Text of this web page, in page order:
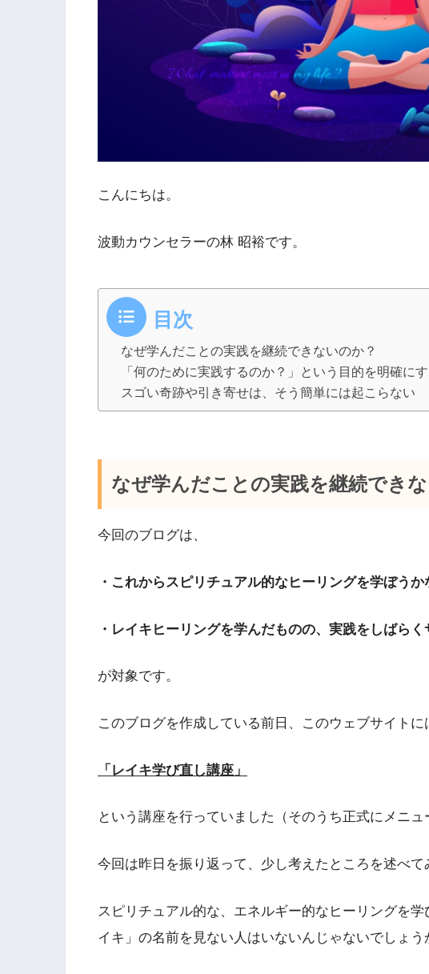
こんにちは。
波動カウンセラーの林 昭裕です。
目次
なぜ学んだことの実践を継続できないのか？
「何のために実践するのか？」という目的を明確に
スゴい奇跡や引き寄せは、そう簡単には起こらない
なぜ学んだことの実践を継続でき
今回のブログは、
・これからスピリチュアル的なヒーリングを学ぼう
・レイキヒーリングを学んだものの、実践をしばら
が対象です。
このブログを作成している前日、このウェブサイトに
「レイキ学び直し講座」
という講座を行っていました（そのうち正式にメニュ
今回は昨日を振り返って、少し考えたところを述べて
スピリチュアル的な、エネルギー的なヒーリングを
イキ」の名前を見ない人はいないんじゃないでしょう